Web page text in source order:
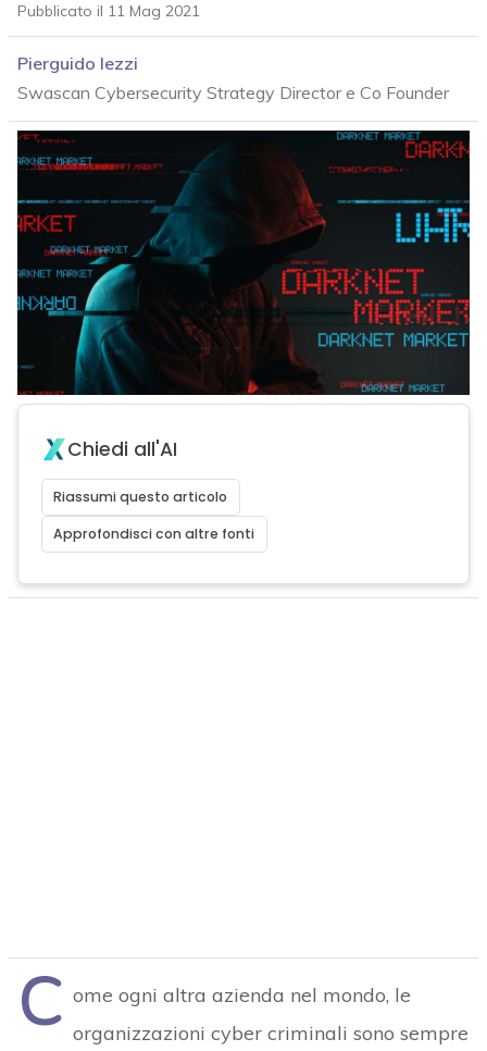
Pubblicato il 11 Mag 2021
Pierguido Iezzi
Swascan Cybersecurity Strategy Director e Co Founder
Chiedi all'AI
Riassumi questo articolo
Approfondisci con altre fonti
C ome ogni altra azienda nel mondo, le
organizzazioni cyber criminali sono sempre